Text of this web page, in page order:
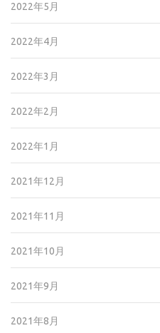
2022年5月
2022年4月
2022年3月
2022年2月
2022年1月
2021年12月
2021年11月
2021年10月
2021年9月
2021年8月